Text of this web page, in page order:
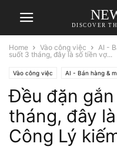
DISCOVER
Home Vào công việc AI -
suốt 3 tháng, đây là số tiền vợ...
Vào công việc AI - Bán hàng &
Đều đặn
tháng, đây
Công Lý